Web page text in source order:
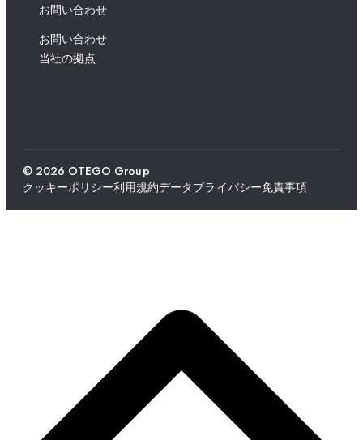
お問い合わせ
お問い合わせ
当社の拠点
© 2026 OTEGO Group
クッキーポリシー利用規約データプライバシー免責事項